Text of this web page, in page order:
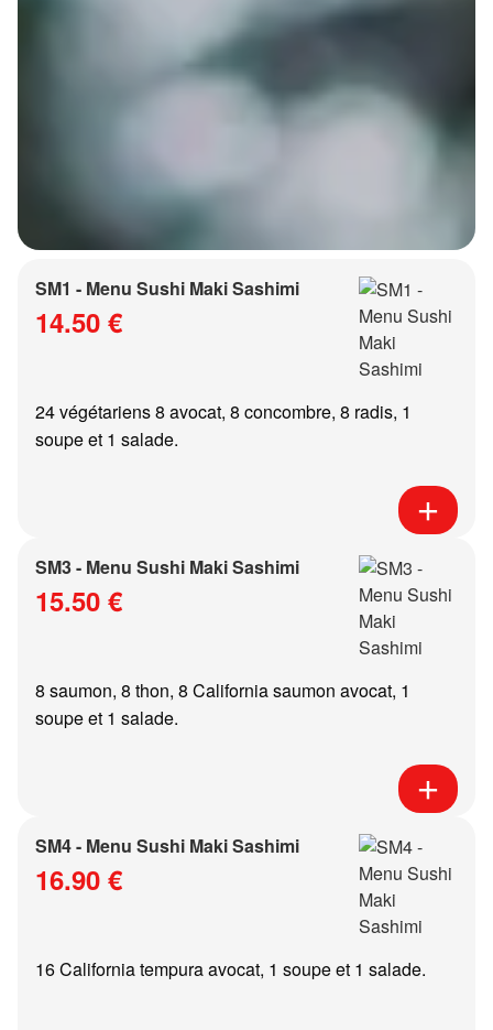
SM1 - Menu Sushi Maki Sashimi
14.50 €
24 végétariens 8 avocat, 8 concombre, 8 radis, 1
soupe et 1 salade.
SM3 - Menu Sushi Maki Sashimi
15.50 €
8 saumon, 8 thon, 8 California saumon avocat, 1
soupe et 1 salade.
SM4 - Menu Sushi Maki Sashimi
16.90 €
16 California tempura avocat, 1 soupe et 1 salade.